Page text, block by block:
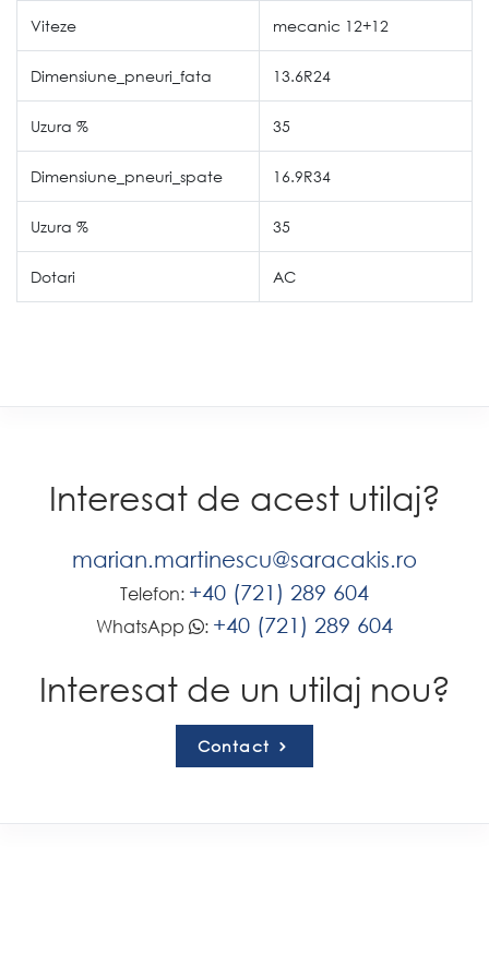
Viteze mecanic 12+12
Dimensiune_pneuri_fata 13.6R24
Uzura % 35
Dimensiune_pneuri_spate 16.9R34
Uzura % 35
Dotari AC
Interesat de acest utilaj?
marian.martinescu@saracakis.ro
Telefon: +40 (721) 289 604
WhatsApp : +40 (721) 289 604
Interesat de un utilaj nou?
Contact